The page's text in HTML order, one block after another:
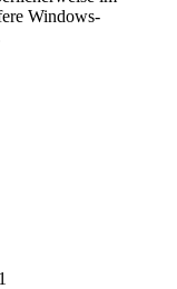
Windows-